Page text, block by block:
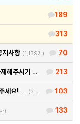
189
313
70
지사항 (1,139자)
213
시기 바랍… (460자)
103
세요! … (290자)
133
)